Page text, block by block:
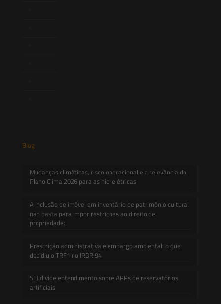
Blog
Mudanças climáticas, risco operacional e a relevância do
Plano Clima 2026 para as hidrelétricas
A inclusão de imóvel em inventário de patrimônio cultural
não basta para impor restrições ao direito de
propriedade:
Prescrição administrativa e embargo ambiental: o que
decidiu o TRF1 no IRDR 94
STJ divide entendimento sobre APPs de reservatórios
artificiais